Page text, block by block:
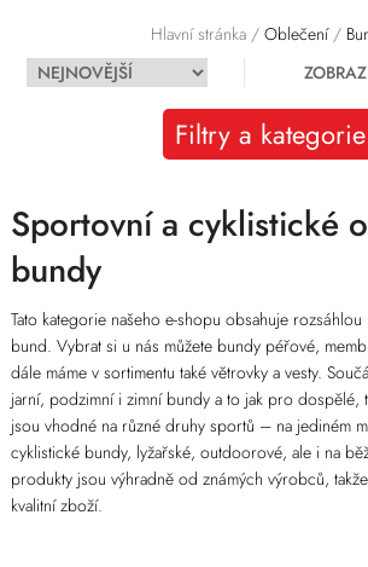
Hlavní stránka /Oblečení/
Filtry a kategorie
Sportovní a cyklistické
bundy
Tato kategorie našeho e-shopu obsahuje
bund. Vybrat si u nás můžete bundy péřové,
dále máme v sortimentu také větrovky a vesty.
jarní, podzimní i zimní bundy a to jak pro dospělé,
jsou vhodné na různé druhy sportů – na jediném
cyklistické bundy, lyžařské, outdoorové, ale i na
produkty jsou výhradně od známých výrobců,
kvalitní zboží.